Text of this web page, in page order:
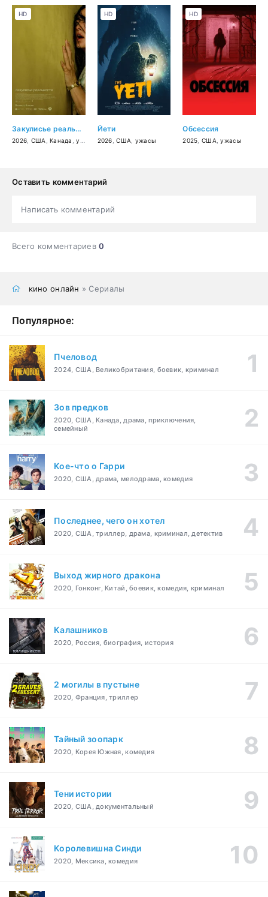
Закулисье реальности
2026 США ,Канада ,ужасы
HD
Йети
2026 ,США ужасы
HD
Обсессия
2025 США ,ужасы
HD
Оставить комментарий
Написать комментарий
Всего комментариев0
кино онлайн » Сериалы
Популярное:
Пчеловод
2024, США, Великобритания, боевик, криминал
Зов предков
2020, США, Канада, драма, приключения,
семейный
Кое-что о Гарри
2020, США, драма, мелодрама, комедия
Последнее, чего он хотел
2020, США, триллер, драма, криминал, детектив
Выход жирного дракона
2020, Гонконг, Китай, боевик, комедия, криминал
Калашников
2020, Россия, биография, история
2 могилы в пустыне
2020, Франция, триллер
Тайный зоопарк
2020, Корея Южная, комедия
Тени истории
2020, США, документальный
Королевишна Синди
2020, Мексика, комедия